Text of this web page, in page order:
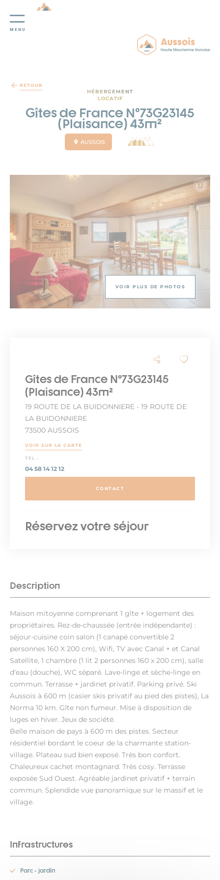
MENU
RETOUR
HÉBERGEMENT
LOCATIF
Gîtes de France N°73G23145
(Plaisance) 43m²
AUSSOIS
VOIR PLUS DE PHOTOS
Description
Maison mitoyenne comprenant 1 gîte + logement des
propriétaires. Rez-de-chaussée (entrée indépendante) :
séjour-cuisine coin salon (1 canapé convertible 2
personnes 160 X 200 cm), Wifi, TV avec Canal + et Canal
Satellite, 1 chambre (1 lit 2 personnes 160 x 200 cm), salle
d'eau (douche), WC séparé. Lave-linge et sèche-linge en
commun. Terrasse + jardinet privatif. Parking privé. Ski
Aussois à 600 m (casier skis privatif au pied des pistes), La
Norma 10 km. Gîte non fumeur. Mise à disposition de
luges en hiver. Jeux de société.
Belle maison de pays à 600 m des pistes. Secteur
résidentiel bordant le coeur de la charmante station-
village. Plateau sud bien exposé. Très bon confort.
Chaleureux cachet montagnard. Très cosy. Terrasse
exposée Sud Ouest. Agréable jardinet privatif + terrain
commun. Splendide vue panoramique sur le massif et le
village.
Infrastructures
Parc - jardin
Gîtes de France N°73G23145
(Plaisance) 43m²
19 ROUTE DE LA BUIDONNIERE - 19 ROUTE DE
LA BUIDONNIERE
73500 AUSSOIS
VOIR SUR LA CARTE
TEL :
04 58 14 12 12
CONTACT
Réservez votre séjour